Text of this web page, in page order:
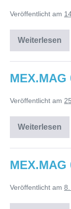
Veröffentlicht am
Weiterlesen
01/2023
MEX.MAG
Veröffentlicht am
Weiterlesen
01/2022
MEX.MAG
Veröffentlicht am